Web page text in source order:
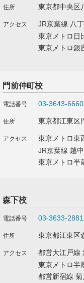
東京都中央区
JR京葉線 八
東京メトロ日
東京メトロ銀
門前仲町校
03-3643-6660
東京都江東区
東京メトロ東
JR京葉線 越
東京メトロ半
森下校
03-3633-2881
東京都江東区
都営大江戸線
東京メトロ半
都営新宿線